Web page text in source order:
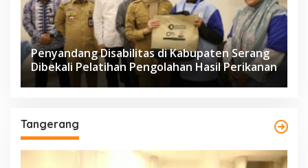
Penyandang Disabilitas di Kabupaten Serang
Dibekali Pelatihan Pengolahan Hasil Perikanan
Tangerang